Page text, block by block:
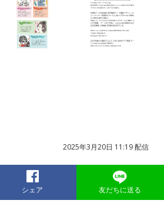
2025年3月20日 11:19 配信
シェア 友だちに送る